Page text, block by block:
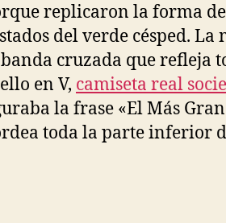
replicaron la forma
del verde césped.
cruzada que refleja
en V, camiseta real
la frase «El Más
toda la parte inferior